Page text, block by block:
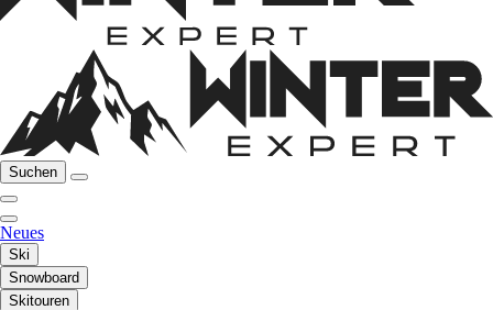
Suchen
Neues
Ski
Snowboard
Skitouren